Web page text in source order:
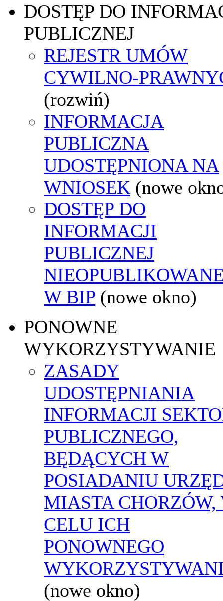
DOSTĘP DO
PUBLICZNEJ
REJESTR UMÓW
CYWILNO-
(rozwiń)
INFORMACJA
PUBLICZNA
UDOSTĘPNIONA NA
WNIOSEK (nowe
DOSTĘP DO
INFORMACJI
PUBLICZNEJ
W BIP (nowe okno)
PONOWNE
WYKORZYSTYWANIE
ZASADY
UDOSTĘPNIANIA
INFORMACJI
PUBLICZNEGO,
BĘDĄCYCH W
POSIADANIU
MIASTA CHORZÓW,
CELU ICH
PONOWNEGO
(nowe okno)